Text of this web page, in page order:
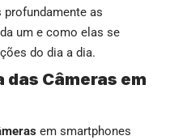
as
um e como elas se
do dia a dia.
Câmeras em
em smartphones